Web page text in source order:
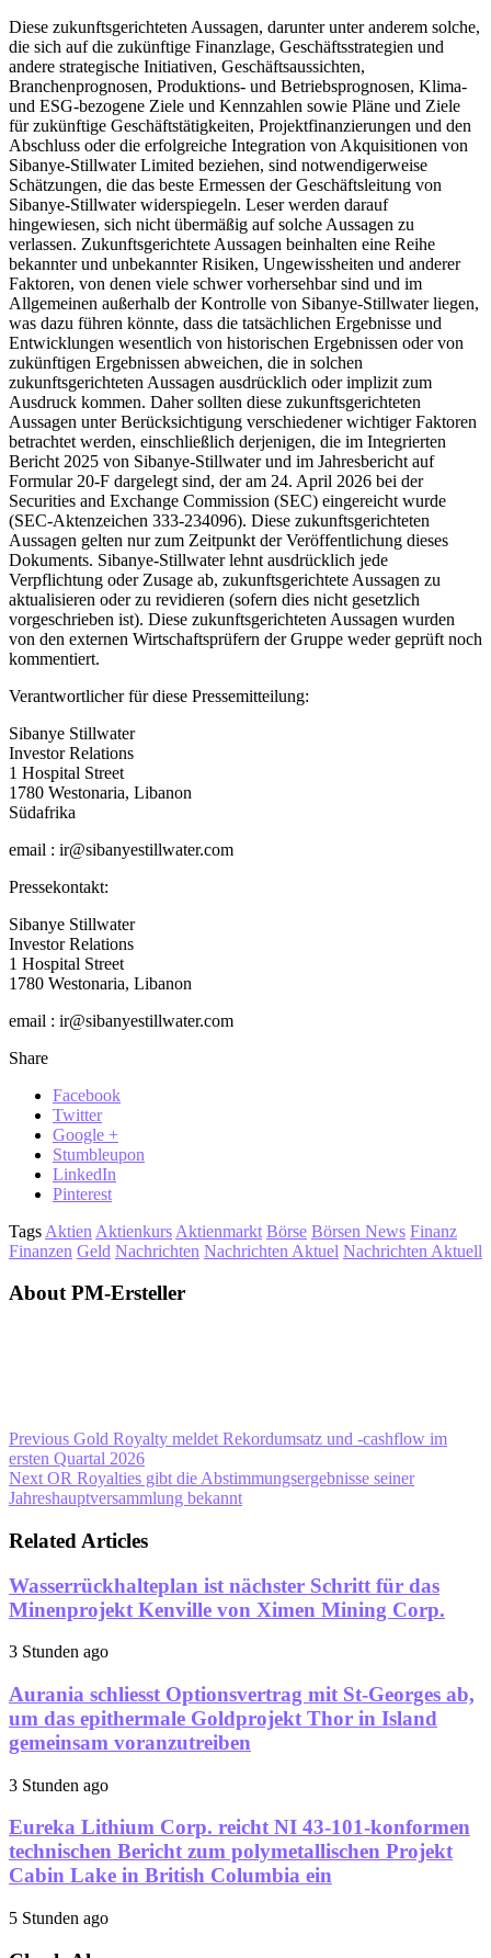
Diese zukunftsgerichteten Aussagen, darunter unter anderem solche,
die sich auf die zukünftige Finanzlage, Geschäftsstrategien und
andere strategische Initiativen, Geschäftsaussichten,
Branchenprognosen, Produktions- und Betriebsprognosen, Klima-
und ESG-bezogene Ziele und Kennzahlen sowie Pläne und Ziele
für zukünftige Geschäftstätigkeiten, Projektfinanzierungen und den
Abschluss oder die erfolgreiche Integration von Akquisitionen von
Sibanye-Stillwater Limited beziehen, sind notwendigerweise
Schätzungen, die das beste Ermessen der Geschäftsleitung von
Sibanye-Stillwater widerspiegeln. Leser werden darauf
hingewiesen, sich nicht übermäßig auf solche Aussagen zu
verlassen. Zukunftsgerichtete Aussagen beinhalten eine Reihe
bekannter und unbekannter Risiken, Ungewissheiten und anderer
Faktoren, von denen viele schwer vorhersehbar sind und im
Allgemeinen außerhalb der Kontrolle von Sibanye-Stillwater liegen,
was dazu führen könnte, dass die tatsächlichen Ergebnisse und
Entwicklungen wesentlich von historischen Ergebnissen oder von
zukünftigen Ergebnissen abweichen, die in solchen
zukunftsgerichteten Aussagen ausdrücklich oder implizit zum
Ausdruck kommen. Daher sollten diese zukunftsgerichteten
Aussagen unter Berücksichtigung verschiedener wichtiger Faktoren
betrachtet werden, einschließlich derjenigen, die im Integrierten
Bericht 2025 von Sibanye-Stillwater und im Jahresbericht auf
Formular 20-F dargelegt sind, der am 24. April 2026 bei der
Securities and Exchange Commission (SEC) eingereicht wurde
(SEC-Aktenzeichen 333-234096). Diese zukunftsgerichteten
Aussagen gelten nur zum Zeitpunkt der Veröffentlichung dieses
Dokuments. Sibanye-Stillwater lehnt ausdrücklich jede
Verpflichtung oder Zusage ab, zukunftsgerichtete Aussagen zu
aktualisieren oder zu revidieren (sofern dies nicht gesetzlich
vorgeschrieben ist). Diese zukunftsgerichteten Aussagen wurden
von den externen Wirtschaftsprüfern der Gruppe weder geprüft noch
kommentiert.
Verantwortlicher für diese Pressemitteilung:
Sibanye Stillwater
Investor Relations
1 Hospital Street
1780 Westonaria, Libanon
Südafrika
email : ir@sibanyestillwater.com
Pressekontakt:
Sibanye Stillwater
Investor Relations
1 Hospital Street
1780 Westonaria, Libanon
email : ir@sibanyestillwater.com
Share
Facebook
Twitter
Google +
Stumbleupon
LinkedIn
Pinterest
Tags Aktien Aktienkurs Aktienmarkt Börse Börsen News Finanz
Finanzen Geld Nachrichten Nachrichten Aktuel Nachrichten Aktuell
About PM-Ersteller
Previous Gold Royalty meldet Rekordumsatz und -cashflow im
ersten Quartal 2026
Next OR Royalties gibt die Abstimmungsergebnisse seiner
Jahreshauptversammlung bekannt
Related Articles
Wasserrückhalteplan ist nächster Schritt für das
Minenprojekt Kenville von Ximen Mining Corp.
3 Stunden ago
Aurania schliesst Optionsvertrag mit St-Georges ab,
um das epithermale Goldprojekt Thor in Island
gemeinsam voranzutreiben
3 Stunden ago
Eureka Lithium Corp. reicht NI 43-101-konformen
technischen Bericht zum polymetallischen Projekt
Cabin Lake in British Columbia ein
5 Stunden ago